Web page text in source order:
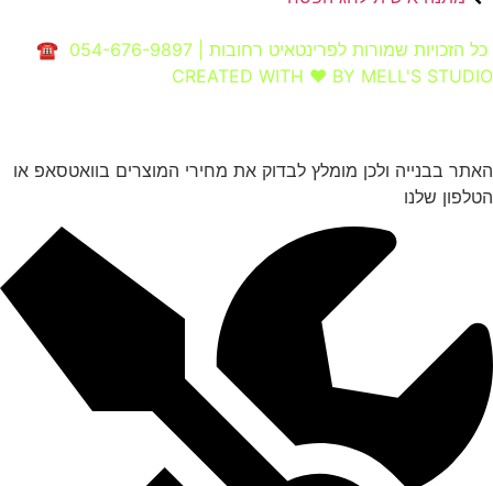
כל הזכויות שמורות לפרינטאיט רחובות | 054-676-9897 ☎
CREATED WITH ❤ BY MELL'S STUDIO​
האתר בבנייה ולכן מומלץ לבדוק את מחירי המוצרים בוואטסאפ או
הטלפון שלנו